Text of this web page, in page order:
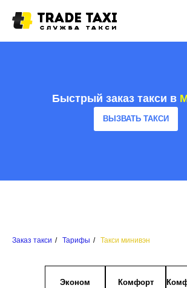
Быстрый заказ такси в
ВЫЗВАТЬ ТАКСИ
Заказ такси / Тарифы / Такси минивэн
Эконом Комфорт